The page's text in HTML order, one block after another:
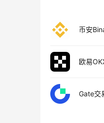
币安
欧易
Gate交